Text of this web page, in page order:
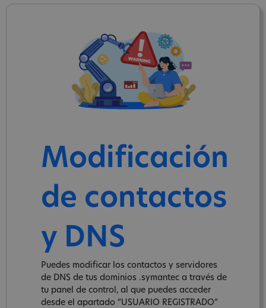
Modificación
de contactos
y DNS
Puedes modificar los contactos y servidores
de DNS de tus dominios .symantec a través de
tu panel de control, al que puedes acceder
desde el apartado “USUARIO REGISTRADO”